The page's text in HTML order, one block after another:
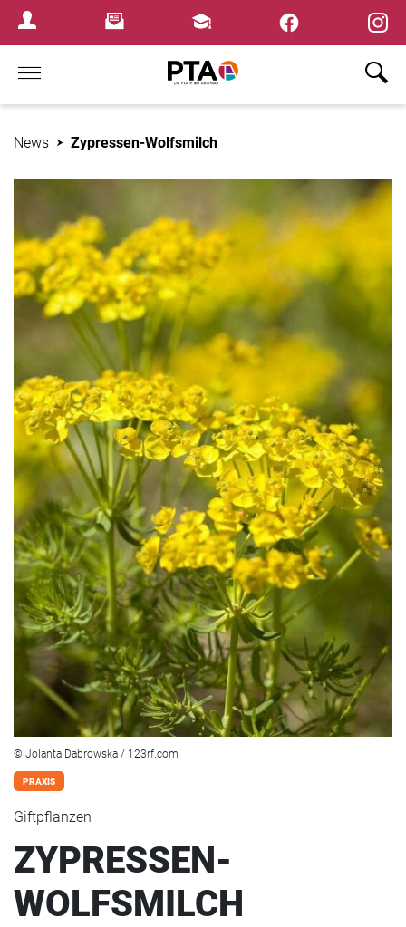
Login MenuNewsletterFortbildungen
Home
News Zypressen-Wolfsmilch
© Jolanta Dabrowska / 123rf.com
PRAXIS
Giftpflanzen
ZYPRESSEN-
WOLFSMILCH
×